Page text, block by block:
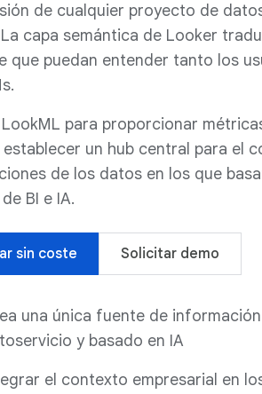
de cualquier proyecto de
capa semántica de Looker
que puedan entender tanto los
para proporcionar
establecer un hub central para el
de los datos en los que
BI e IA.
sin coste Solicitar demo
una única fuente de
y basado en IA
el contexto empresarial en